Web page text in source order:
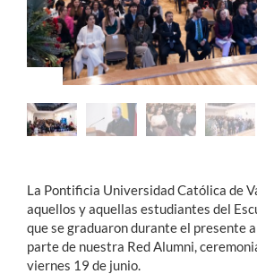
Estudiantes
Académicos
Funcionarios
English
La Pontificia Universidad Católica de
aquellos y aquellas estudiantes del
que se graduaron durante el presente
parte de nuestra Red Alumni,
viernes 19 de junio.